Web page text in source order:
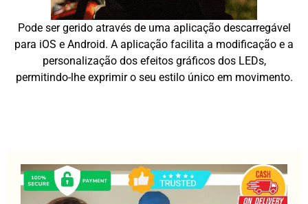
Pode ser gerido através de uma aplicação descarregável
para iOS e Android. A aplicação facilita a modificação e a
personalização dos efeitos gráficos dos LEDs,
permitindo-lhe exprimir o seu estilo único em movimento.